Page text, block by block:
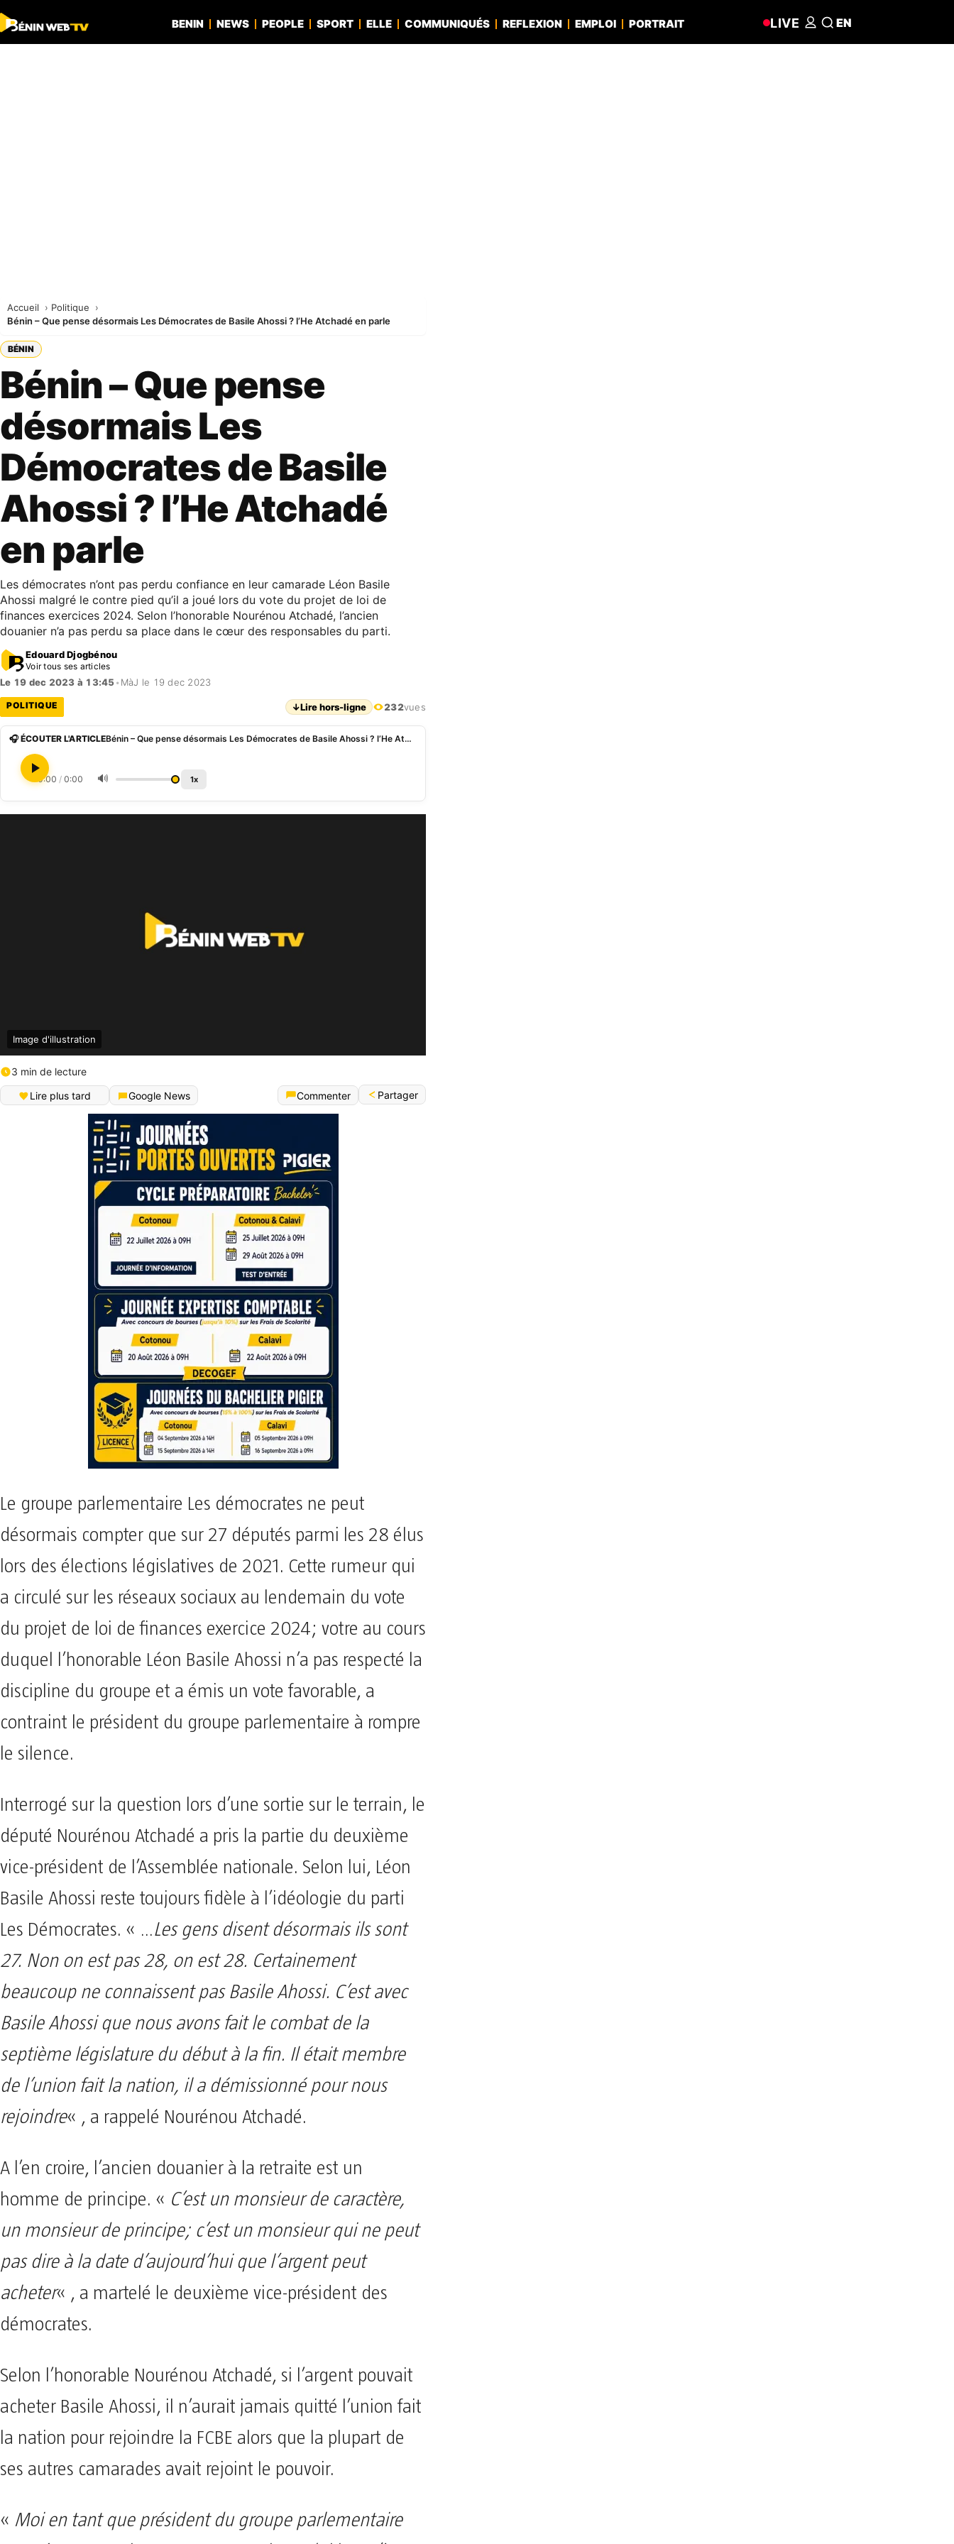
BENIN NEWS PEOPLE SPORT ELLE COMMUNIQUÉS REFLEXION EMPLOI PORTRAIT LIVE EN
Accueil
Politique
Bénin – Que pense désormais Les Démocrates de Basile Ahossi ? l’He Atchadé en parle
BÉNIN
Bénin – Que pense
désormais Les
Démocrates de Basile
Ahossi ? l’He Atchadé
en parle
Les démocrates n’ont pas perdu confiance en leur camarade Léon Basile
Ahossi malgré le contre pied qu’il a joué lors du vote du projet de loi de
finances exercices 2024. Selon l’honorable Nourénou Atchadé, l’ancien
douanier n’a pas perdu sa place dans le cœur des responsables du parti.
Edouard Djogbénou
Voir tous ses articles
Le 19 dec 2023 à 13:45 • MàJ le 19 dec 2023
POLITIQUE ↓Lire hors-ligne 232vues
🎧 ÉCOUTER L'ARTICLE Bénin – Que pense désormais Les Démocrates de Basile Ahossi ? l’He Atchadé en parle
0:00 / 0:00 🔊 1x
Image d'illustration
3 min de lecture
Lire plus tard
Google News Commenter Partager
Le groupe parlementaire Les démocrates ne peut
désormais compter que sur 27 députés parmi les 28 élus
lors des élections législatives de 2021. Cette rumeur qui
a circulé sur les réseaux sociaux au lendemain du vote
du projet de loi de finances exercice 2024; votre au cours
duquel l’honorable Léon Basile Ahossi n’a pas respecté la
discipline du groupe et a émis un vote favorable, a
contraint le président du groupe parlementaire à rompre
le silence.
Interrogé sur la question lors d’une sortie sur le terrain, le
député Nourénou Atchadé a pris la partie du deuxième
vice-président de l’Assemblée nationale. Selon lui, Léon
Basile Ahossi reste toujours fidèle à l’idéologie du parti
Les Démocrates. « …Les gens disent désormais ils sont
27. Non on est pas 28, on est 28. Certainement
beaucoup ne connaissent pas Basile Ahossi. C’est avec
Basile Ahossi que nous avons fait le combat de la
septième législature du début à la fin. Il était membre
de l’union fait la nation, il a démissionné pour nous
rejoindre« , a rappelé Nourénou Atchadé.
A l’en croire, l’ancien douanier à la retraite est un
homme de principe. « C’est un monsieur de caractère,
un monsieur de principe; c’est un monsieur qui ne peut
pas dire à la date d’aujourd’hui que l’argent peut
acheter« , a martelé le deuxième vice-président des
démocrates.
Selon l’honorable Nourénou Atchadé, si l’argent pouvait
acheter Basile Ahossi, il n’aurait jamais quitté l’union fait
la nation pour rejoindre la FCBE alors que la plupart de
ses autres camarades avait rejoint le pouvoir.
« Moi en tant que président du groupe parlementaire